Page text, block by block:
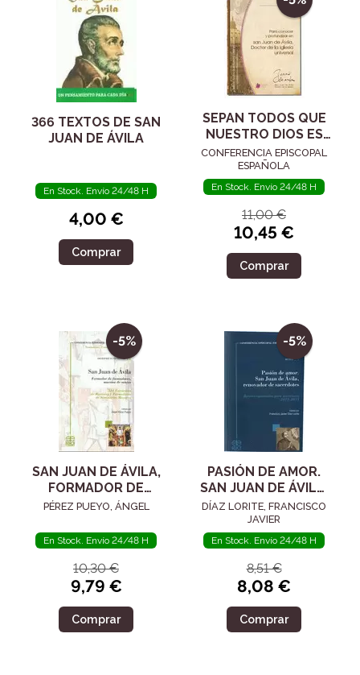
366 TEXTOS DE SAN
JUAN DE ÁVILA
En Stock. Envío 24/48 H
4,00 €
Comprar
SEPAN TODOS QUE
NUESTRO DIOS ES
AMOR
CONFERENCIA EPISCOPAL
ESPAÑOLA
En Stock. Envío 24/48 H
11,00 €
10,45 €
Comprar
-5%
SAN JUAN DE ÁVILA,
FORMADOR DE
FORMADORES,
SANTOS
PÉREZ PUEYO, ÁNGEL
En Stock. Envío 24/48 H
10,30 €
9,79 €
Comprar
-5%
PASIÓN DE AMOR.
SAN JUAN DE ÁVILA,
RENOVADOR DE
SACERDOTES
DÍAZ LORITE, FRANCISCO
JAVIER
En Stock. Envío 24/48 H
8,51 €
8,08 €
Comprar